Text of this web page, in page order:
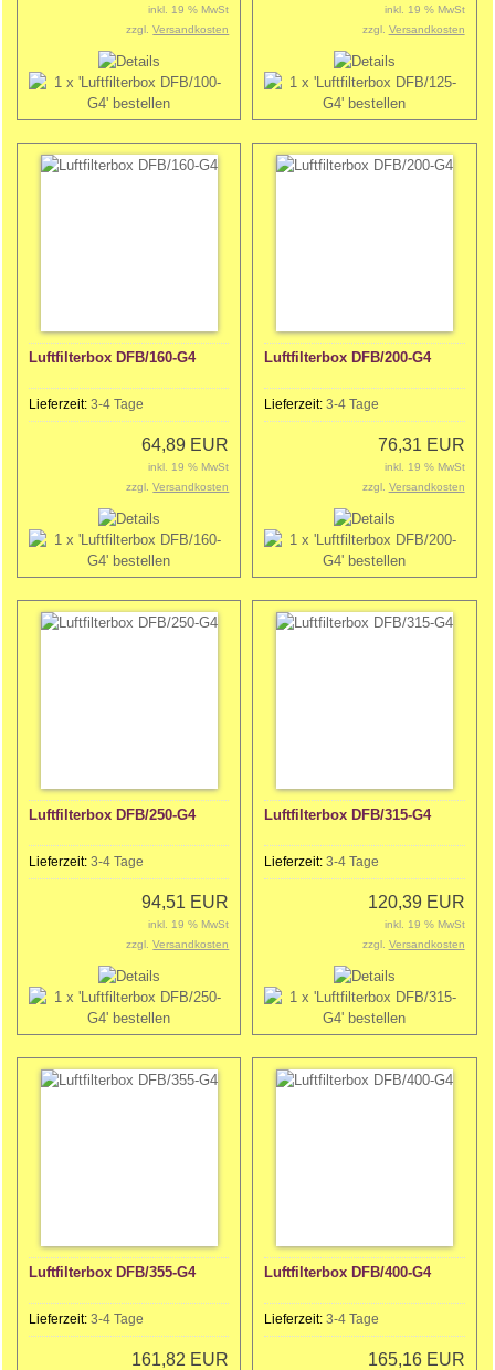
inkl. 19 % MwSt
zzgl.Versandkosten
inkl. 19 % MwSt
zzgl. Versandkosten
Luftfilterbox DFB/160-G4
Lieferzeit: 3-4 Tage
64,89 EUR
inkl. 19 % MwSt
zzgl.Versandkosten
Luftfilterbox DFB/200-G4
Lieferzeit:3-4 Tage
76,31 EUR
inkl. 19 % MwSt
zzgl. Versandkosten
Luftfilterbox DFB/250-G4
Lieferzeit: 3-4 Tage
94,51 EUR
inkl. 19 % MwSt
zzgl.Versandkosten
Luftfilterbox DFB/315-G4
Lieferzeit:3-4 Tage
120,39 EUR
inkl. 19 % MwSt
zzgl. Versandkosten
Luftfilterbox DFB/355-G4
Lieferzeit: 3-4 Tage
161,82 EUR
Luftfilterbox DFB/400-G4
Lieferzeit:3-4 Tage
165,16 EUR